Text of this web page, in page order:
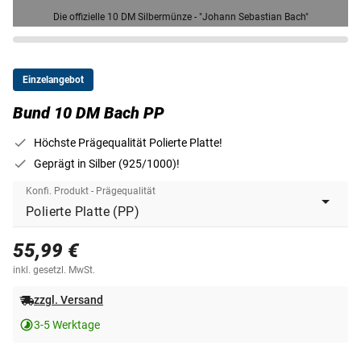
Die offizielle 10 DM Silbermünze - "Johann Sebastian Bach"
Einzelangebot
Bund 10 DM Bach PP
Höchste Prägequalität Polierte Platte!
Geprägt in Silber (925/1000)!
Konfi. Produkt - Prägequalität
55,99 €
inkl. gesetzl. MwSt.
zzgl. Versand
3-5 Werktage